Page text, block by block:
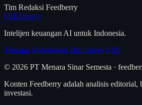
Tim Redaksi Feedberry
FEEDberry
Intelijen keuangan AI untuk Indonesia.
Tentang Metodologi Disclaimer RSS
© 2026 PT Menara Sinar Semesta ·
Konten Feedberry adalah analisis editorial,
investasi.